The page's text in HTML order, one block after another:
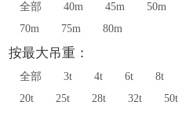
全部 40m 45m 50m
70m
75m 80m
按最大吊重：
全部 3t 4t 6t 8t
20t
25t 28t 32t 50t